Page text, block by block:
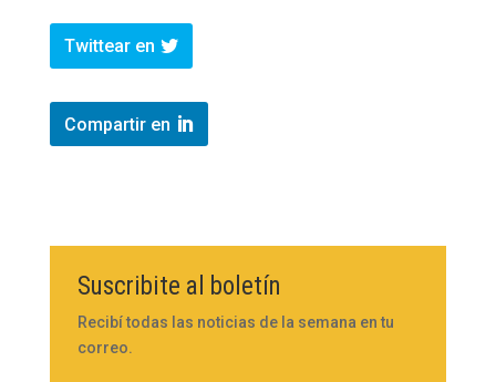
Twittear en
Compartir en
Suscribite al boletín
Recibí todas las noticias de la semana en tu
correo.